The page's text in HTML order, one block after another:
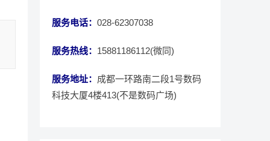
服务电话： 028-62307038
服务热线： 15881186112(微同)
服务地址： 成都一环路南二段1号数码
科技大厦4楼413(不是数码广场)